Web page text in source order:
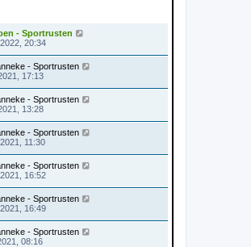
- Sportrusten
20:34
- Sportrusten
17:13
- Sportrusten
13:28
- Sportrusten
11:30
- Sportrusten
16:52
- Sportrusten
16:49
- Sportrusten
08:16